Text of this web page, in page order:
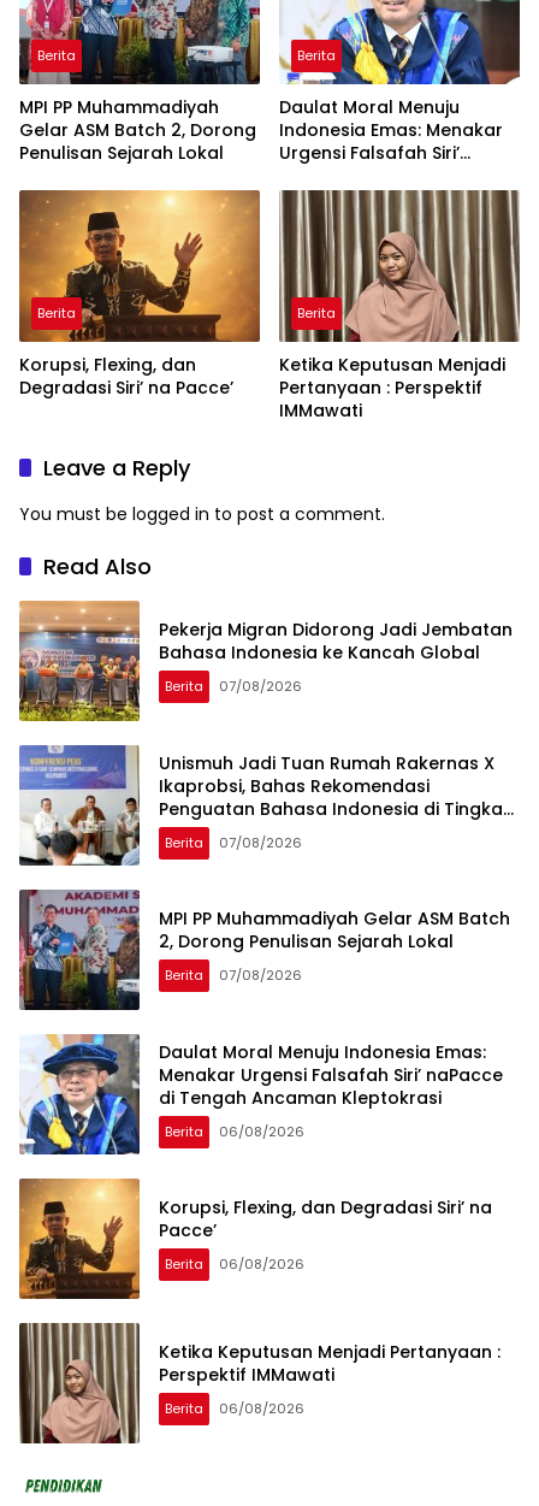
Berita
MPI PP Muhammadiyah
Gelar ASM Batch 2, Dorong
Penulisan Sejarah Lokal
Berita
Daulat Moral Menuju
Indonesia Emas: Menakar
Urgensi Falsafah Siri’
Ancaman Kleptokrasi
Berita
Korupsi, Flexing, dan
Degradasi Siri’ na Pacce’
Berita
Ketika Keputusan Menjadi
Pertanyaan : Perspektif
IMMawati
Leave a Reply
You must be logged in to post a comment.
Read Also
Pekerja Migran Didorong Jadi Jembatan
Bahasa Indonesia ke Kancah Global
Berita 07/08/2026
Unismuh Jadi Tuan Rumah Rakernas X
Ikaprobsi, Bahas Rekomendasi
Penguatan Bahasa Indonesia di Tingkat
Global
Berita 07/08/2026
MPI PP Muhammadiyah Gelar ASM Batch
2, Dorong Penulisan Sejarah Lokal
Berita 07/08/2026
Daulat Moral Menuju Indonesia Emas:
Menakar Urgensi Falsafah Siri’ naPacce
di Tengah Ancaman Kleptokrasi
Berita 06/08/2026
Korupsi, Flexing, dan Degradasi Siri’ na
Pacce’
Berita 06/08/2026
Ketika Keputusan Menjadi Pertanyaan :
Perspektif IMMawati
Berita 06/08/2026